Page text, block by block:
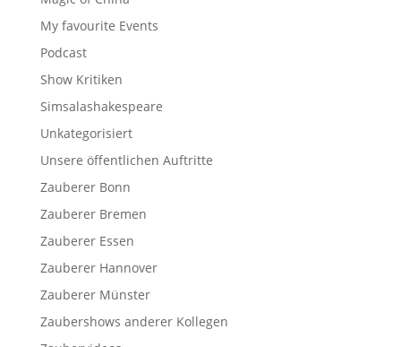
My favourite Events
Podcast
Show Kritiken
Simsalashakespeare
Unkategorisiert
Unsere öffentlichen Auftritte
Zauberer Bonn
Zauberer Bremen
Zauberer Essen
Zauberer Hannover
Zauberer Münster
Zaubershows anderer Kollegen